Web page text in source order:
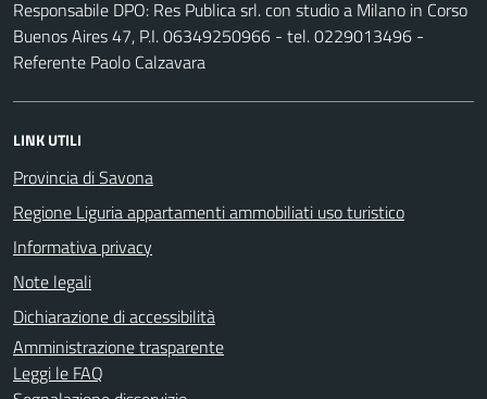
Responsabile DPO: Res Publica srl. con studio a Milano in Corso
Buenos Aires 47, P.I. 06349250966 - tel. 0229013496 -
Referente Paolo Calzavara
LINK UTILI
Provincia di Savona
Regione Liguria appartamenti ammobiliati uso turistico
Informativa privacy
Note legali
Dichiarazione di accessibilità
Amministrazione trasparente
Leggi le FAQ